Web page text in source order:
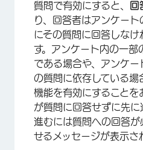
質問で有効にすると、 回
り、回答者はアンケー
にその質問に回答しなけ
す。アンケート内の一部
である場合や、アンケ
の質問に依存している場
機能を有効にすることを
が質問に回答せずに先に
進むには質問への回答
せるメッセージが表示さ